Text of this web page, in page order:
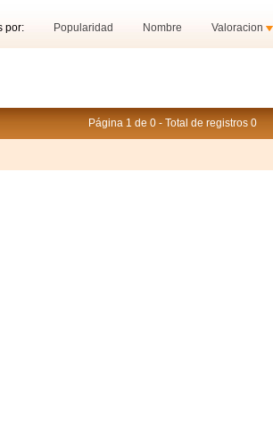
por: Popularidad Nombre Valoracion
Página 1 de 0 - Total de registros 0